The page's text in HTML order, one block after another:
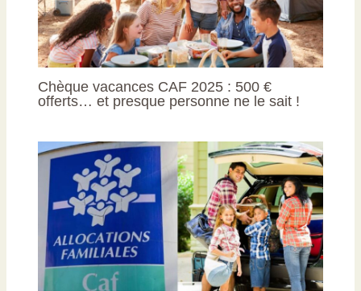
Chèque vacances CAF 2025 : 500 €
offerts… et presque personne ne le sait !